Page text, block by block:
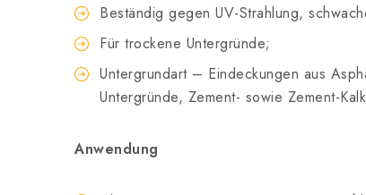
Beständig gegen UV-Strahlung,
Für trockene Untergründe;
Untergrundart – Eindeckungen aus
Untergründe, Zement- sowie Zement-
Anwendung